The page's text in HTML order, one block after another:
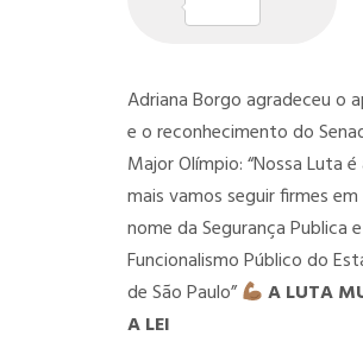
Adriana Borgo agradeceu o
e o reconhecimento do
Major Olímpio: “Nossa Luta é
mais vamos seguir firmes em
nome da Segurança Publica e
Funcionalismo Público do
de São Paulo”
A LUTA
A LEI